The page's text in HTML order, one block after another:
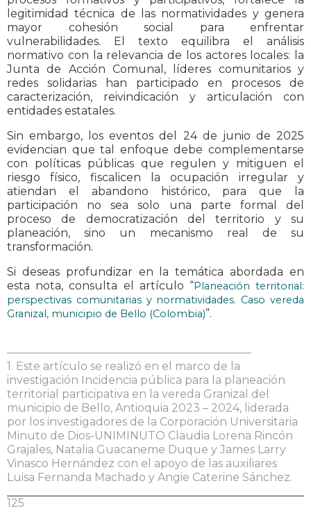
legitimidad técnica de las normatividades y genera
mayor cohesión social para enfrentar
vulnerabilidades. El texto equilibra el análisis
normativo con la relevancia de los actores locales: la
Junta de Acción Comunal, líderes comunitarios y
redes solidarias han participado en procesos de
caracterización, reivindicación y articulación con
entidades estatales.
Sin embargo, los eventos del 24 de junio de 2025
evidencian que tal enfoque debe complementarse
con políticas públicas que regulen y mitiguen el
riesgo físico, fiscalicen la ocupación irregular y
atiendan el abandono histórico, para que la
participación no sea solo una parte formal del
proceso de democratización del territorio y su
planeación, sino un mecanismo real de su
transformación.
Si deseas profundizar en la temática abordada en
esta nota, consulta el artículo “Planeación territorial:
perspectivas comunitarias y normatividades. Caso vereda
Granizal, municipio de Bello (Colombia)”.
——————————————————————
1. Este artículo se realizó en el marco de la
investigación Incidencia pública para la planeación
territorial participativa en la vereda Granizal del
municipio de Bello, Antioquia 2023 – 2024, liderada
por los investigadores de la Corporación Universitaria
Minuto de Dios-UNIMINUTO Claudia Lorena Rincón
Grajales, Natalia Guacaneme Duque y James Larry
Vinasco Hernández con el apoyo de las auxiliares
Luisa Fernanda Machado y Angie Caterine Sánchez.
125